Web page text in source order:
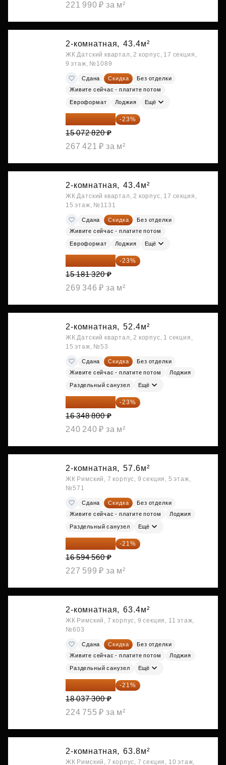
221 990 ₽ за м²
2-комнатная, 43.4м²
ЖК Датский квартал, 2 корпус, 17 секция,
9 этаж, №1089
Сдана Скидка
Без отделки
Живите сейчас - платите потом
Евроформат Лоджия Ещё
11 606 071 ₽ -23%
15 072 820 ₽
267 421 ₽ за м²
2-комнатная, 43.4м²
ЖК Датский квартал, 2 корпус, 17 секция,
15 этаж, №1131
Сдана Скидка
Без отделки
Живите сейчас - платите потом
Евроформат Лоджия Ещё
11 689 616 ₽ -23%
15 181 320 ₽
269 346 ₽ за м²
2-комнатная, 52.4м²
ЖК Датский квартал, 2 корпус, 1 секция,
15 этаж, №53
Сдана Скидка
Без отделки
Живите сейчас - платите потом
Лоджия
Раздельный санузел Ещё
12 588 576 ₽ -23%
16 348 800 ₽
240 240 ₽ за м²
2-комнатная, 57.6м²
ЖК Римский, 7 корпус, 9 секция, 5 этаж,
№571
Сдана Скидка
Без отделки
Живите сейчас - платите потом
Лоджия
Раздельный санузел Ещё
13 109 702 ₽ -21%
16 594 560 ₽
227 599 ₽ за м²
2-комнатная, 63.4м²
ЖК Римский, 7 корпус, 9 секция, 11 этаж,
№603
Сдана Скидка
Без отделки
Живите сейчас - платите потом
Лоджия
Раздельный санузел Ещё
14 249 467 ₽ -21%
18 037 300 ₽
224 755 ₽ за м²
2-комнатная, 63.8м²
ЖК Римский, 7 корпус, 7 секция, 10 этаж,